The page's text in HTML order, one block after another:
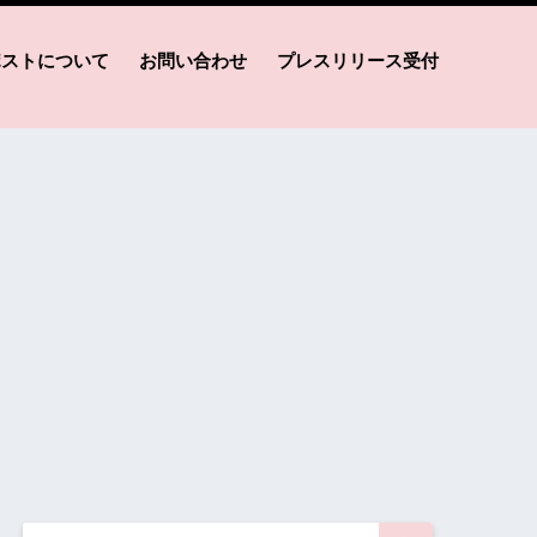
トについて お問い合わせ プレスリリース受付